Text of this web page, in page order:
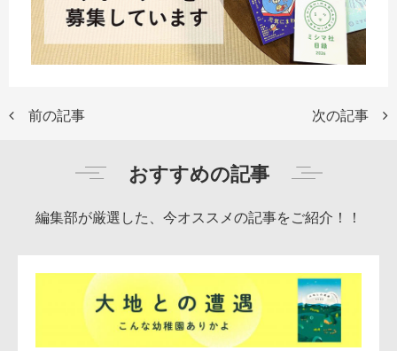
前の記事 次の記事
おすすめの記事
編集部が厳選した、今オススメの記事をご紹介！！